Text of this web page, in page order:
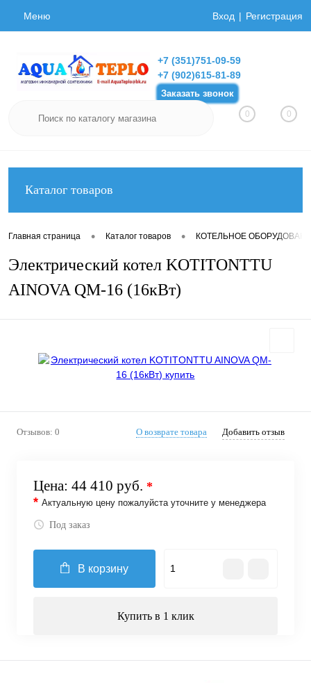
Меню Вход Регистрация
+7 (351)751-09-59
+7 (902)615-81-89
Заказать звонок
0 0
Каталог товаров
Главная страница • Каталог товаров • КОТЕЛЬНОЕ
Электрический котел KOTITONTTU
AINOVA QM-16 (16кВт)
Отзывов: 0 О возврате товара Добавить отзыв
Цена: 44 410 руб. *
* Актуальную цену пожалуйста уточните у менеджера
Под заказ
В корзину
Купить в 1 клик